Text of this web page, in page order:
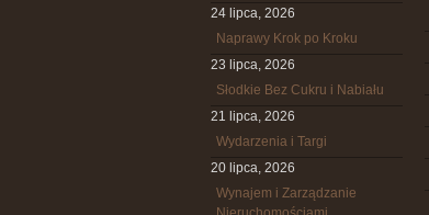
24 lipca, 2026
Naprawy Krok po Kroku
23 lipca, 2026
Słodkie Bez Cukru i Nabiału
21 lipca, 2026
Wydarzenia i Targi
20 lipca, 2026
Wynajem i Zarządzanie